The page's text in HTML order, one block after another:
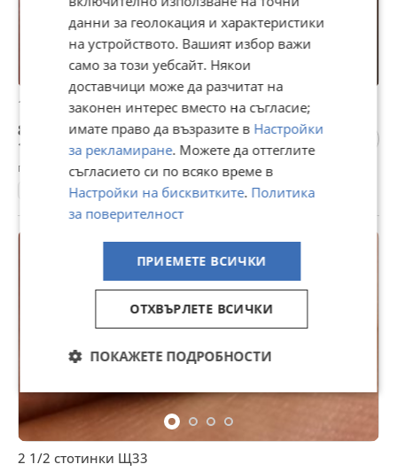
10 ст 1913 г Ч37
8,18 €
16 лв
гр. Пазарджик, днес, 09:30
Монети
2 1/2 стотинки Щ33
данни за геолокация и характеристики
на устройството. Вашият избор важи
само за този уебсайт. Някои
доставчици може да разчитат на
законен интерес вместо на съгласие;
имате право да възразите в Настройки
за рекламиране. Можете да оттеглите
съгласието си по всяко време в
Настройки на бисквитките. Политика
за поверителност
ПРИЕМЕТЕ ВСИЧКИ
ОТХВЪРЛЕТЕ ВСИЧКИ
ПОКАЖЕТЕ ПОДРОБНОСТИ